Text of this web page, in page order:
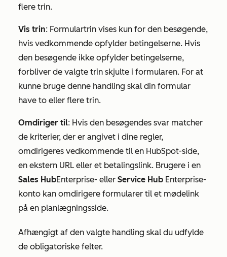
flere trin.
Vis trin: Formulartrin vises kun for den besøgende,
hvis vedkommende opfylder betingelserne. Hvis
den besøgende ikke opfylder betingelserne,
forbliver de valgte trin skjulte i formularen. For at
kunne bruge denne handling skal din formular
have to eller flere trin.
Omdiriger til: Hvis den besøgendes svar matcher
de kriterier, der er angivet i dine regler,
omdirigeres vedkommende til en HubSpot-side,
en ekstern URL eller et betalingslink. Brugere i en
Sales HubEnterprise- eller Service Hub Enterprise-
konto kan omdirigere formularer til et mødelink
på en planlægningsside.
Afhængigt af den valgte handling skal du udfylde
de obligatoriske felter.